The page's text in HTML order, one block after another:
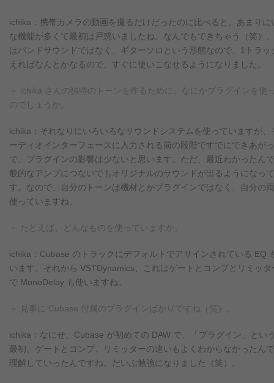
ichika：携帯カメラの動画を撮るだけだったのに比べると、あまりに
な機能が多くて最初は戸惑いましたね。なんでもできちゃう（笑）
はバンドサウンドではなく、ギターソロという形態なので、1トラッ
えればなんとかなるので、すぐに使いこなせるようになりました。
－ ichika さんの独特のトーンを作るために、なにかプラグインを使
のでしょうか。
ichika：それなりにいろいろなサウンドシステムを使っていますが、
ーディオインターフェースに入力される前の段階ですでにできあが
で、プラグインの影響は少ないと思います。ただ、最近わかったん
般的なアンプにつないでもオリジナルのサウンドが出るようになっ
す。なので、自分のトーンは機材とかプラグインではなく、自分
使っていますね。
－ たとえば、どんなものを使っていますか。
ichika：Cubase のトラックにデフォルトでアサインされている
います。それから VSTDynamics、これはゲートとコンプとリミッ
で MonoDelay も使いますね。
－ 見事に Cubase 付属のプラグインばかりですね（笑）。
ichika：なにせ、Cubase が初めての DAW で、「プラグイン」と
最初、ゲートとコンプ、リミッターの違いもよくわからなかった
理解していったんですね。だいぶ勉強になりました（笑）。